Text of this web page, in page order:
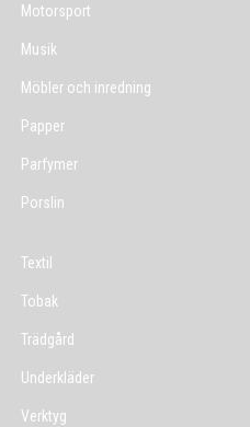
Motorsport
Musik
Möbler och inredning
Papper
Parfymer
Porslin
Textil
Tobak
Trädgård
Underkläder
Verktyg